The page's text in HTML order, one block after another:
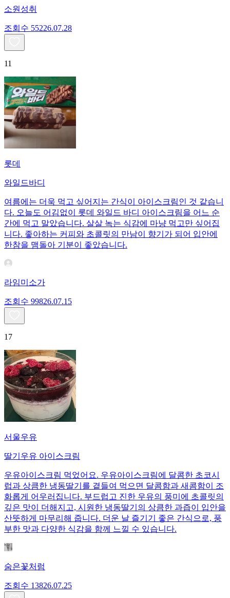
소원성취
조회수 55226.07.28
11
롯데
와일드바디
여름에는 더욱 먹고 싶어지는 간식이 아이스크림인 것 같습니
다. 오늘도 어김없이 롯데 와일드 바디 아이스크림을 어느 순
간에 먹고 말았습니다. 살살 녹는 식감에 마냥 먹고만 싶어집
니다. 좋아하는 커피와 초콜릿의 만남이 향기가 되어 입안에
한참을 맴돌아 기분이 좋았습니다.
라임미소가
조회수 99826.07.15
17
서울우유
딸기우유 아이스크림
우유아이스크림 먹었어요. 우유아이스크림에 달콤한 초코시
럽과 상큼한 냉동딸기를 곁들여 먹으면 달콤함과 새콤함이 조
화롭게 어우러집니다. 부드럽고 진한 우유의 풍미에 초콜릿의
깊은 맛이 더해지고, 시원한 냉동딸기의 상큼한 과즙이 입안을
산뜻하게 마무리해 줍니다. 더운 날 즐기기 좋은 간식으로, 풍
부한 맛과 다양한 식감을 함께 느낄 수 있습니다.
숨은꽃처럼
조회수 13826.07.25